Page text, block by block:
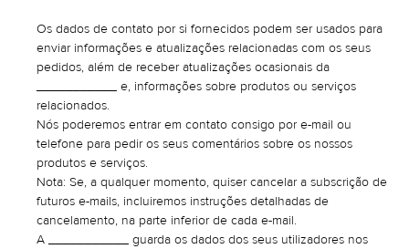
Os dados de contato por si fornecidos podem ser usados para
enviar informações e atualizações relacionadas com os seus
pedidos, além de receber atualizações ocasionais da
___________ e, informações sobre produtos ou serviços
relacionados.
Nós poderemos entrar em contato consigo por e-mail ou
telefone para pedir os seus comentários sobre os nossos
produtos e serviços.
Nota: Se, a qualquer momento, quiser cancelar a subscrição de
futuros e-mails, incluiremos instruções detalhadas de
cancelamento, na parte inferior de cada e-mail.
A ___________ guarda os dados dos seus utilizadores nos